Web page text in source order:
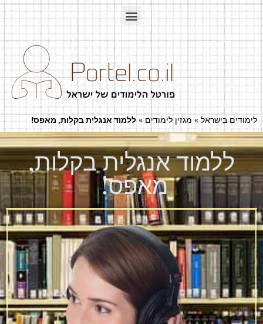
לימודים בישראל » מגזין לימודים» ללמוד אנגלית בקלות, מאפס!
ללמוד אנגלית בקלות,
מאפס!